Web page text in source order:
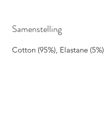
Samenstelling
Cotton (95%), Elastane (5%)